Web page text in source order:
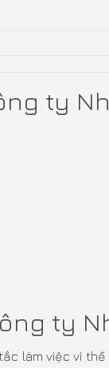
ty
ty
làm việc vì